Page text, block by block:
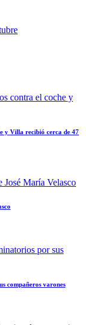
y Villa recibió cerca de 47
compañeros varones